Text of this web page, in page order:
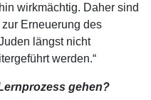
wirkmächtig. Daher sind
Erneuerung des
längst nicht
werden.“
gehen?